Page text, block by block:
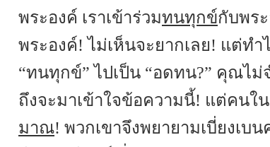
พระองค์ เราเข้าร่วมทนทุกข์กับพร
พระองค์! ไม่เห็นจะยากเลย! แต่ท
“ทนทุกข์” ไปเป็น “อดทน?” คุณไม่
ถึงจะมาเข้าใจข้อความนี้! แต่คน
มาณ! พวกเขาจึงพยายามเบี่ยงเบ